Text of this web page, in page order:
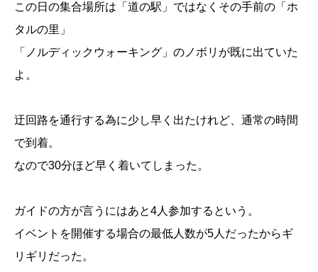
この日の集合場所は「道の駅」ではなくその手前の「ホ
タルの里」
「ノルディックウォーキング」のノボリが既に出ていた
よ。
迂回路を通行する為に少し早く出たけれど、通常の時間
で到着。
なので30分ほど早く着いてしまった。
ガイドの方が言うにはあと4人参加するという。
イベントを開催する場合の最低人数が5人だったからギ
リギリだった。